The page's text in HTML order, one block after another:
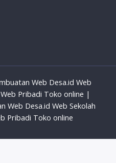
Web Desa.id Web
Pribadi Toko online |
Web Desa.id Web Sekolah
Pribadi Toko online